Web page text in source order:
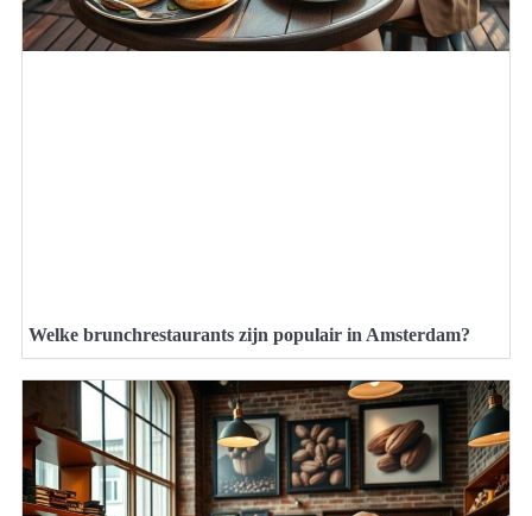
Welke brunchrestaurants zijn populair in Amsterdam?